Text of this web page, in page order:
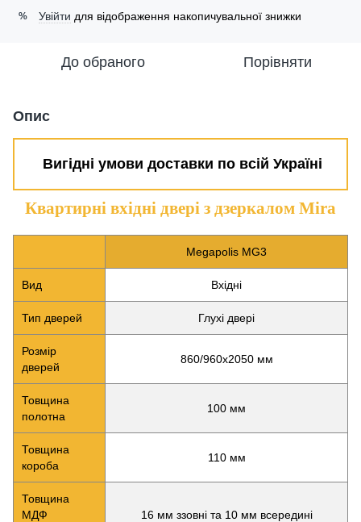
% Увійти для відображення накопичувальної знижки
До обраного Порівняти
Опис
Вигідні умови доставки по всій Україні
Квартирні вхідні двері з дзеркалом Mira
Megapolis MG3
Вид Вхідні
Тип дверей Глухі двері
Розмір
дверей
860/960х2050 мм
Товщина
полотна
100 мм
Товщина
короба
110 мм
Товщина
МДФ
16 мм ззовні та 10 мм всередині